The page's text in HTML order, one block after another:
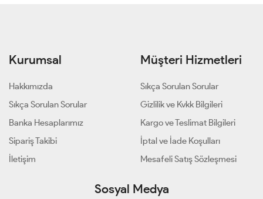
Kurumsal
Hakkımızda
Sıkça Sorulan Sorular
Banka Hesaplarımız
Sipariş Takibi
İletişim
Müşteri Hizmetleri
Sıkça Sorulan Sorular
Gizlilik ve Kvkk Bilgileri
Kargo ve Teslimat Bilgileri
İptal ve İade Koşulları
Mesafeli Satış Sözleşmesi
Sosyal Medya